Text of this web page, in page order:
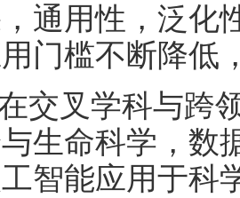
通用性，泛化
门槛不断降低
交叉学科与跨
生命科学，数
智能应用于科